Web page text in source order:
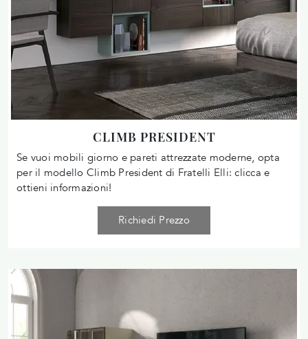
CLIMB PRESIDENT
Se vuoi mobili giorno e pareti attrezzate moderne, opta
per il modello Climb President di Fratelli Elli: clicca e
ottieni informazioni!
Richiedi Prezzo